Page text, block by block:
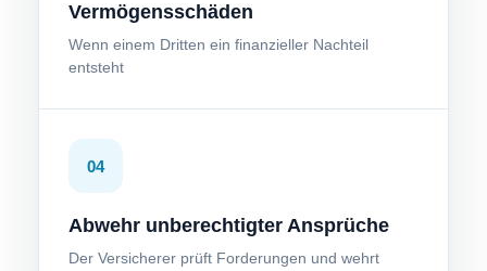
Vermögensschäden
Wenn einem Dritten ein finanzieller Nachteil
entsteht
04
Abwehr unberechtigter Ansprüche
Der Versicherer prüft Forderungen und wehrt